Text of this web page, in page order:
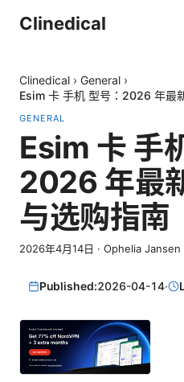
Clinedical
Clinedical › General ›
Esim 卡 手机 型号：2026 年最
GENERAL
Esim 卡 手
2026 年最
与选购指南
2026年4月14日 · Ophelia Jansen
Published:2026-04-14·